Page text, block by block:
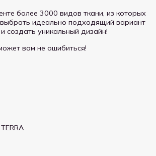
более 3000 видов ткани, из которых
идеально подходящий вариант
создать уникальный дизайн!
вам не ошибиться!